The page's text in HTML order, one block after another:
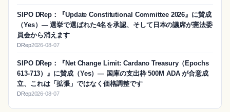
SIPO DRep：『Update Constitutional Committee 2026』に賛成
（Yes）― 選挙で選ばれた4名を承認、そして日本の議席が憲法委
員会から消えます
DRep2026-08-07
SIPO DRep：『Net Change Limit: Cardano Treasury（Epochs
613-713）』に賛成（Yes）― 国庫の支出枠 500M ADA が合意成
立、これは「拡張」ではなく価格調整です
DRep2026-08-07